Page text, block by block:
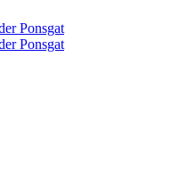
Ponsgat
Ponsgat